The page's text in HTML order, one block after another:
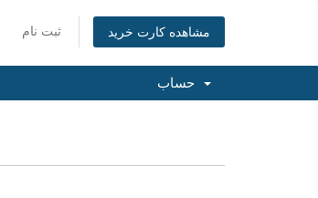
ثبت نام مشاهده کارت خرید